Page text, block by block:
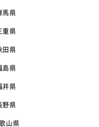
馬県
重県
田県
島県
井県
野県
山県